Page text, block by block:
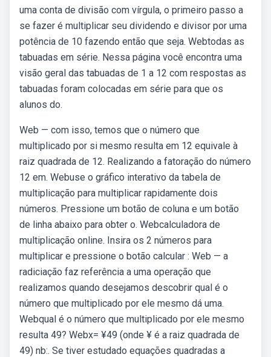
uma conta de divisão com vírgula, o primeiro passo a
se fazer é multiplicar seu dividendo e divisor por uma
potência de 10 fazendo então que seja. Webtodas as
tabuadas em série. Nessa página você encontra uma
visão geral das tabuadas de 1 a 12 com respostas as
tabuadas foram colocadas em série para que os
alunos do.
Web — com isso, temos que o número que
multiplicado por si mesmo resulta em 12 equivale à
raiz quadrada de 12. Realizando a fatoração do número
12 em. Webuse o gráfico interativo da tabela de
multiplicação para multiplicar rapidamente dois
números. Pressione um botão de coluna e um botão
de linha abaixo para obter o. Webcalculadora de
multiplicação online. Insira os 2 números para
multiplicar e pressione o botão calcular : Web — a
radiciação faz referência a uma operação que
realizamos quando desejamos descobrir qual é o
número que multiplicado por ele mesmo dá uma.
Webqual é o número que multiplicado por ele mesmo
resulta 49? Webx= ¥49 (onde ¥ é a raiz quadrada de
49) nb:. Se tiver estudado equações quadradas a